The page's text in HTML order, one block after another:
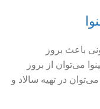
باعث بروز
می‌توان از بروز
در تهیه سالاد و